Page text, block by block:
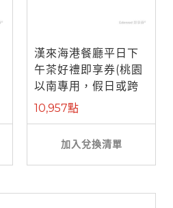
漢來海港餐廳平日下
午茶好禮即享券(桃園
以南專用，假日或跨
區使用補需 ...
10,957點
加入兌換清單